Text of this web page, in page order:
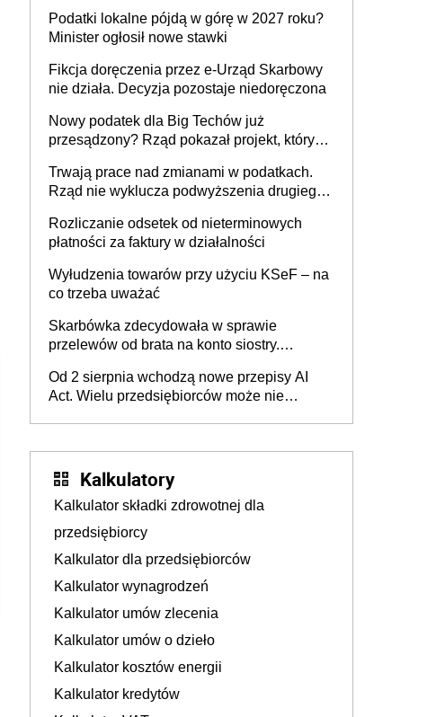
umowy cywilnoprawnej jedynym
racjonalnym wyjściem
Podatki lokalne pójdą w górę w 2027 roku?
Minister ogłosił nowe stawki
Fikcja doręczenia przez e-Urząd Skarbowy
nie działa. Decyzja pozostaje niedoręczona
Nowy podatek dla Big Techów już
przesądzony? Rząd pokazał projekt, który
Trwają prace nad zmianami w podatkach.
Rząd nie wyklucza podwyższenia drugiego
Rozliczanie odsetek od nieterminowych
płatności za faktury w działalności
Wyłudzenia towarów przy użyciu KSeF – na
co trzeba uważać
Skarbówka zdecydowała w sprawie
przelewów od brata na konto siostry.
darowizna, ale podatku jednak nie będzie
Od 2 sierpnia wchodzą nowe przepisy AI
Act. Wielu przedsiębiorców może nie
Kalkulatory
Kalkulator składki zdrowotnej dla
przedsiębiorcy
Kalkulator dla przedsiębiorców
Kalkulator wynagrodzeń
Kalkulator umów zlecenia
Kalkulator umów o dzieło
Kalkulator kosztów energii
Kalkulator kredytów